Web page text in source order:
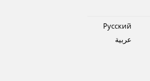
Pусский
عربية